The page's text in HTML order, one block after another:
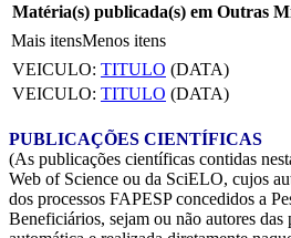
Matéria(s) publicada(s) em Outras
Mais itensMenos itens
VEICULO: TITULO (DATA)
VEICULO: TITULO (DATA)
PUBLICAÇÕES CIENTÍFICAS
(As publicações científicas contidas
Web of Science ou da SciELO, cujos
dos processos FAPESP concedidos a
Beneficiários, sejam ou não autores das